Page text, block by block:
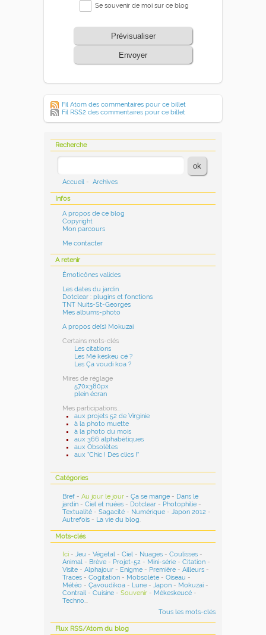
Se souvenir de moi sur ce blog
Prévisualiser
Envoyer
Fil Atom des commentaires pour ce billet
Fil RSS2 des commentaires pour ce billet
Recherche
Accueil - Archives
Infos
A propos de ce blog
Copyright
Mon parcours
Me contacter
A retenir
Émoticônes valides
Les dates du jardin
Dotclear : plugins et fonctions
TNT Nuits-St-Georges
Mes albums-photo
A propos de(s) Mokuzai
Certains mots-clés
Les citations
Les Mé késkeu cé ?
Les Ça voudi koa ?
Mires de réglage
570x380px
plein écran
Mes participations...
aux projets 52 de Virginie
à la photo muette
à la photo du mois
aux 366 alphabétiques
aux Obsolètes
aux "Chic ! Des clics !"
Catégories
Bref -Au jour le jour -Ça se mange - Dans le
jardin -Ciel et nuées - Dotclear - Photophilie -
Textualité -Sagacité - Numérique -Japon 2012 -
Autrefois - La vie du blog.
Mots-clés
Ici -Jeu -Végétal -Ciel - Nuages -Coulisses -
Animal - Brève - Projet-52 - Mini-série -Citation -
Visite -Alphajour - Enigme - Première -Ailleurs -
Traces -Cogitation - Mobsolète -Oiseau -
Météo -Çavoudikoa - Lune -Japon - Mokuzai -
Contrail -Cuisine -Souvenir - Mékeskeucé -
Techno...
Tous les mots-clés
Flux RSS/Atom du blog